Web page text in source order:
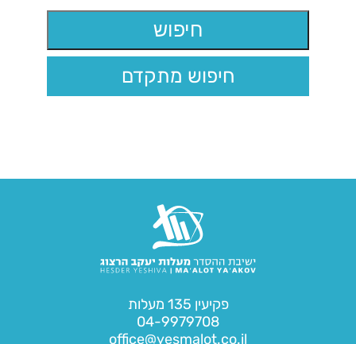
חיפוש מתקדם
פקיעין 135 מעלות
04-9979708
office@yesmalot.co.il